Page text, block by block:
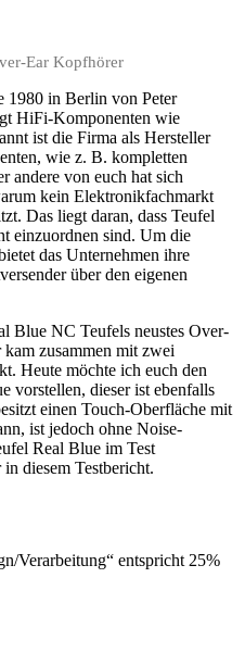
Ear Kopfhörer
1980 in Berlin von Peter
HiFi-Komponenten wie
ist die Firma als Hersteller
wie z. B. kompletten
andere von euch hat sich
kein Elektronikfachmarkt
Das liegt daran, dass Teufel
einzuordnen sind. Um die
das Unternehmen ihre
über den eigenen
Blue NC Teufels neustes Over-
zusammen mit zwei
Heute möchte ich euch den
vorstellen, dieser ist ebenfalls
einen Touch-Oberfläche mit
ist jedoch ohne Noise-
Real Blue im Test
diesem Testbericht.
Verarbeitung“ entspricht 25%